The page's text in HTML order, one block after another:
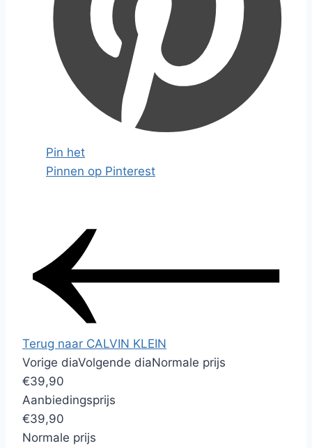
Pin het
Pinnen op Pinterest
Terug naar CALVIN KLEIN
Vorige diaVolgende diaNormale prijs
€39,90
Aanbiedingsprijs
€39,90
Normale prijs